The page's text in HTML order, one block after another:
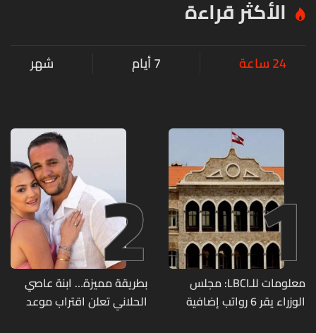
الأكثر قراءة
24 ساعة 7 أيام شهر
1
معلومات للـLBCI: مجلس
الوزراء يقر 6 رواتب إضافية
2
بطريقة مميزة… ابنة عاصي
الحلاني تعلن اقتراب موعد